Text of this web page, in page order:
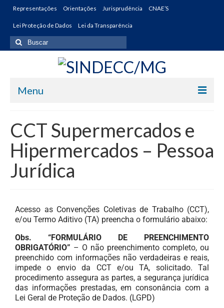
Representações Orientações Jurisprudência CNAE’S
Lei Proteção de Dados Lei da Transparência
Menu
O Sindicato
Nossa História
Razão Social
Contribuições Sindicais Convencionadas
Contribuição Sindical Urbana
Imprima aqui seu Boleto
Links
Dieese
CCT Supermercados e
Hipermercados – Pessoa
Jurídica
Acesso as Convenções Coletivas de Trabalho (CCT),
e/ou Termo Aditivo (TA) preencha o formulário abaixo:
Obs.
“FORMULÁRIO DE PREENCHIMENTO
OBRIGATÓRIO” – O não preenchimento completo, ou
preenchido com informações não verdadeiras e reais,
impede o envio da CCT e/ou TA, solicitado. Tal
procedimento assegura as partes, a segurança jurídica
das informações prestadas, em consonância com a
Lei Geral de Proteção de Dados. (LGPD)